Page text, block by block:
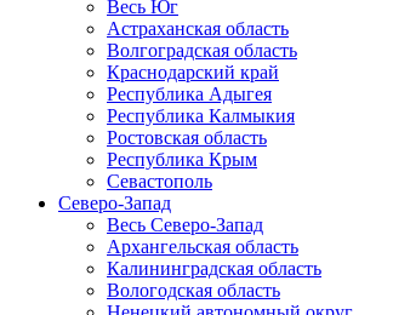
Весь Юг
Астраханская область
Волгоградская область
Краснодарский край
Республика Адыгея
Республика Калмыкия
Ростовская область
Республика Крым
Севастополь
Северо-Запад
Весь Северо-Запад
Архангельская область
Калининградская область
Вологодская область